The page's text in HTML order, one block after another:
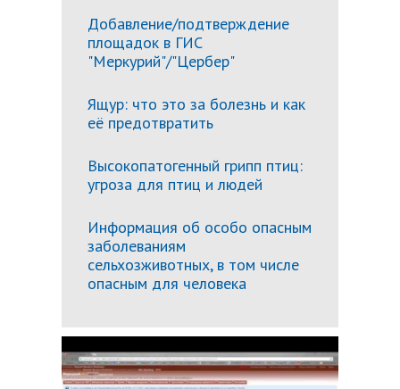
Добавление/подтверждение
площадок в ГИС
"Меркурий"/"Цербер"
Ящур: что это за болезнь и как
её предотвратить
Высокопатогенный грипп птиц:
угроза для птиц и людей
Информация об особо опасным
заболеваниям
сельхозживотных, в том числе
опасным для человека